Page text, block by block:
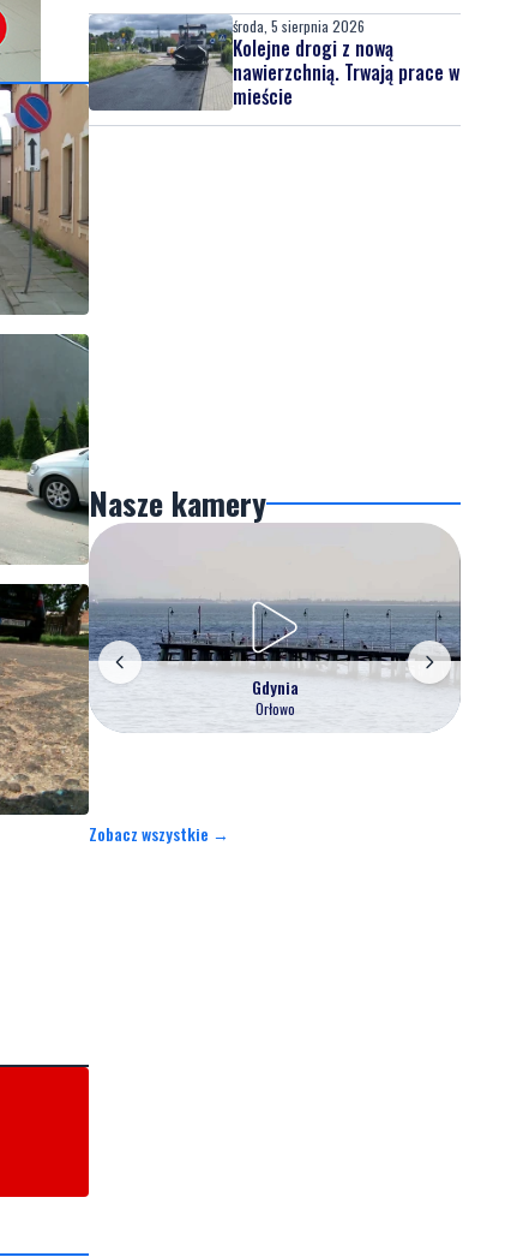
środa, 5 sierpnia 2026
Kolejne drogi z nową
nawierzchnią. Trwają prace w
mieście
Nasze kamery
Gdynia
Orłowo
Zobacz wszystkie →